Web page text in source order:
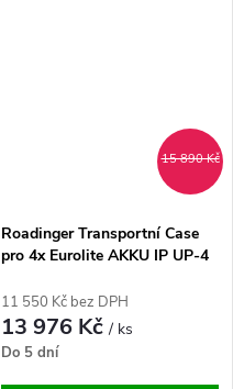
15 890 Kč
Roadinger Transportní Case
pro 4x Eurolite AKKU IP UP-4
11 550 Kč bez DPH
13 976 Kč/ ks
Do 5 dní